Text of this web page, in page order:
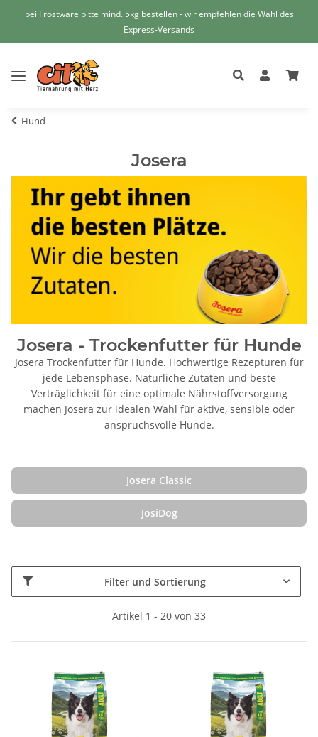
bei Frostware bitte mind. 5kg bestellen - wir empfehlen die Wahl des
Express-Versands
Hund
Josera
Josera - Trockenfutter für Hunde
Josera Trockenfutter für Hunde. Hochwertige Rezepturen für
jede Lebensphase. Natürliche Zutaten und beste
Verträglichkeit für eine optimale Nährstoffversorgung
machen Josera zur idealen Wahl für aktive, sensible oder
anspruchsvolle Hunde.
Josera Classic
JosiDog
Filter und Sortierung
Artikel 1 - 20 von 33